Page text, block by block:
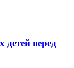
детей перед